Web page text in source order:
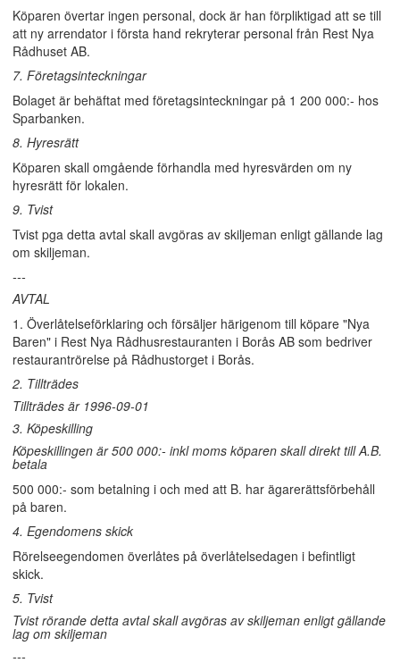
Köparen övertar ingen personal, dock är han förpliktigad att se till
att ny arrendator i första hand rekryterar personal från Rest Nya
Rådhuset AB.
7. Företagsinteckningar
Bolaget är behäftat med företagsinteckningar på 1 200 000:- hos
Sparbanken.
8. Hyresrätt
Köparen skall omgående förhandla med hyresvärden om ny
hyresrätt för lokalen.
9. Tvist
Tvist pga detta avtal skall avgöras av skiljeman enligt gällande lag
om skiljeman.
---
AVTAL
1. Överlåtelseförklaring och försäljer härigenom till köpare "Nya
Baren" i Rest Nya Rådhusrestauranten i Borås AB som bedriver
restaurantrörelse på Rådhustorget i Borås.
2. Tillträdes
Tillträdes är 1996-09-01
3. Köpeskilling
Köpeskillingen är 500 000:- inkl moms köparen skall direkt till A.B.
betala
500 000:- som betalning i och med att B. har ägarerättsförbehåll
på baren.
4. Egendomens skick
Rörelseegendomen överlåtes på överlåtelsedagen i befintligt
skick.
5. Tvist
Tvist rörande detta avtal skall avgöras av skiljeman enligt gällande
lag om skiljeman
---